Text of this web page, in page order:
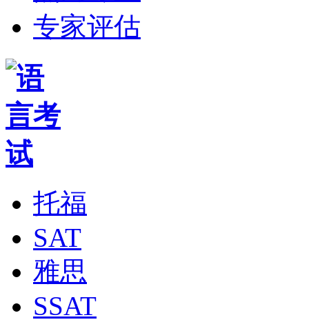
专家评估
托福
SAT
雅思
SSAT